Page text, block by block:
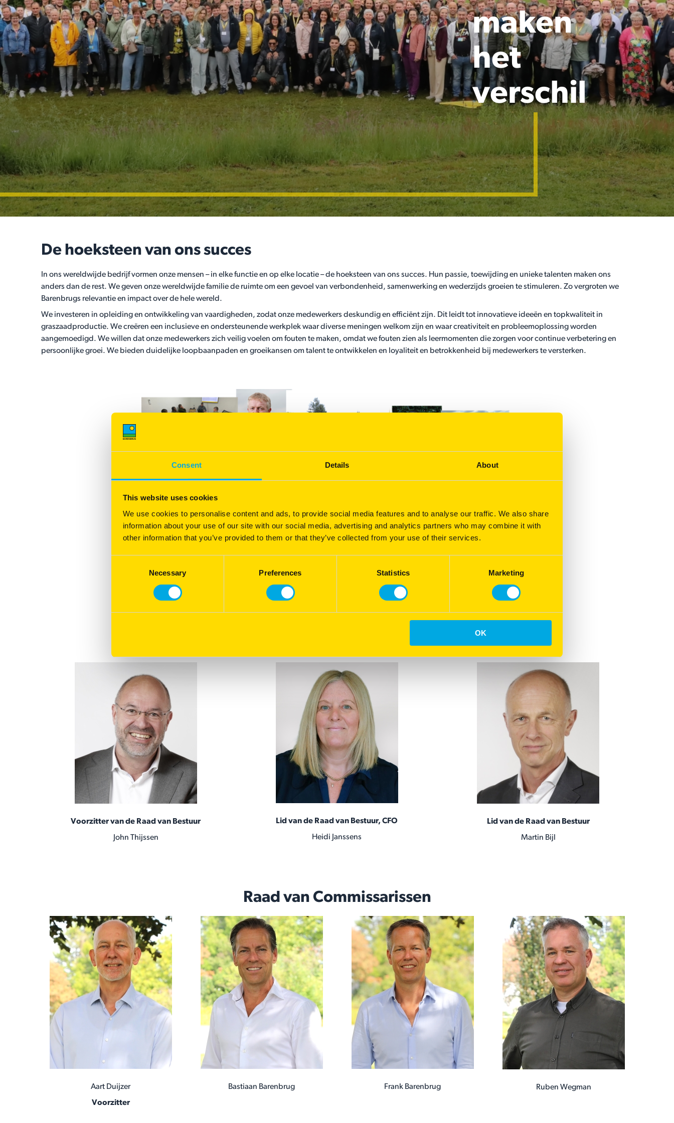
Consent Details About
This website uses cookies
We use cookies to personalise content and ads, to provide social media features and to analyse our traffic. We also share
information about your use of our site with our social media, advertising and analytics partners who may combine it with
other information that you’ve provided to them or that they’ve collected from your use of their services.
Necessary Preferences Statistics Marketing
OK
maken
het
verschil
De hoeksteen van ons succes
In ons wereldwijde bedrijf vormen onze mensen – in elke functie en op elke locatie – de hoeksteen van ons succes. Hun passie, toewijding en unieke talenten maken ons
anders dan de rest. We geven onze wereldwijde familie de ruimte om een gevoel van verbondenheid, samenwerking en wederzijds groeien te stimuleren. Zo vergroten we
Barenbrugs relevantie en impact over de hele wereld.
We investeren in opleiding en ontwikkeling van vaardigheden, zodat onze medewerkers deskundig en efficiënt zijn. Dit leidt tot innovatieve ideeën en topkwaliteit in
graszaadproductie. We creëren een inclusieve en ondersteunende werkplek waar diverse meningen welkom zijn en waar creativiteit en probleemoplossing worden
aangemoedigd. We willen dat onze medewerkers zich veilig voelen om fouten te maken, omdat we fouten zien als leermomenten die zorgen voor continue verbetering en
persoonlijke groei. We bieden duidelijke loopbaanpaden en groeikansen om talent te ontwikkelen en loyaliteit en betrokkenheid bij medewerkers te versterken.
Voorzitter van de Raad van Bestuur
John Thijssen
Lid van de Raad van Bestuur, CFO
Heidi Janssens
Lid van de Raad van Bestuur
Martin Bijl
Raad van Commissarissen
Aart Duijzer
Voorzitter
Bastiaan Barenbrug Frank Barenbrug Ruben Wegman